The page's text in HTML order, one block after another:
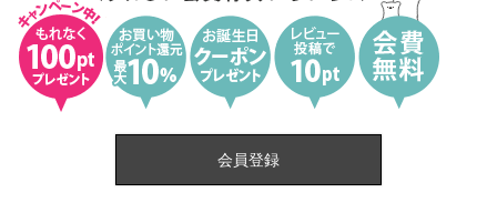
会員登録